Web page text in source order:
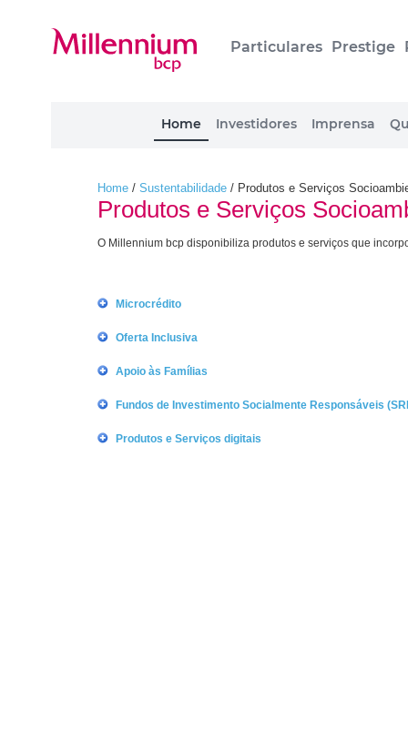
Particulares Prestige
Home Investidores Imprensa
Home / Sustentabilidade / Produtos e Serviços
Produtos e Serviços
O Millennium bcp disponibiliza produtos e serviços que
Microcrédito
Oferta Inclusiva
Apoio às Famílias
Fundos de Investimento Socialmente Responsáveis
Produtos e Serviços digitais